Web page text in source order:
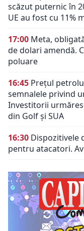
scăzut puternic în
UE au fost cu 11%
17:00 Meta,
de dolari amendă.
poluare
16:45 Prețul
semnalele privind
Investitorii
din Golf și SUA
16:30 Dispozitivele
pentru atacatori.